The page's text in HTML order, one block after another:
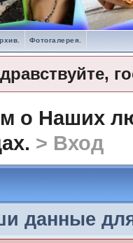
Фотогалерея.
о Наших
> Вход
данные